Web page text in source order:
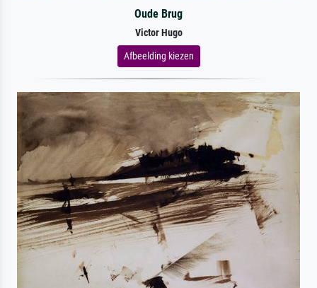
Oude Brug
Victor Hugo
Afbeelding kiezen